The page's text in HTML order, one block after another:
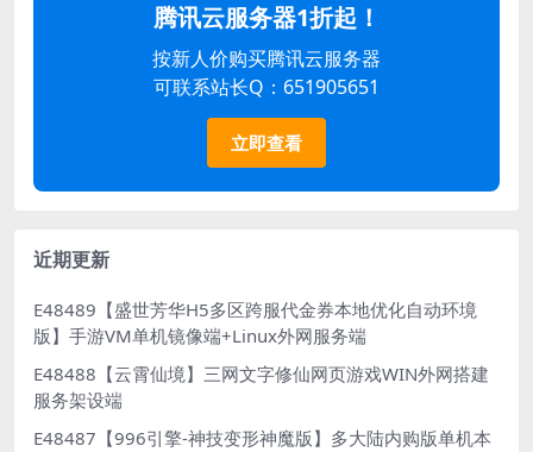
腾讯云服务器1折起！
按新人价购买腾讯云服务器
可联系站长Q：651905651
立即查看
近期更新
E48489【盛世芳华H5多区跨服代金券本地优化自动环境
版】手游VM单机镜像端+Linux外网服务端
E48488【云霄仙境】三网文字修仙网页游戏WIN外网搭建
服务架设端
E48487【996引擎-神技变形神魔版】多大陆内购版单机本